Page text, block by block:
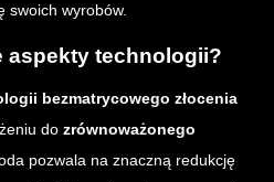
swoich wyrobów.
aspekty technologii?
bezmatrycowego złocenia
do zrównoważonego
pozwala na znaczną redukcję